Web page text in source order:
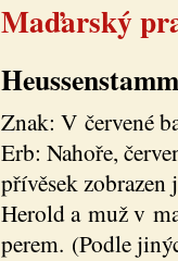
Maďarský
Znak: V červené
Erb: Nahoře,
přívěsek
Herold a muž v
perem. (Podle